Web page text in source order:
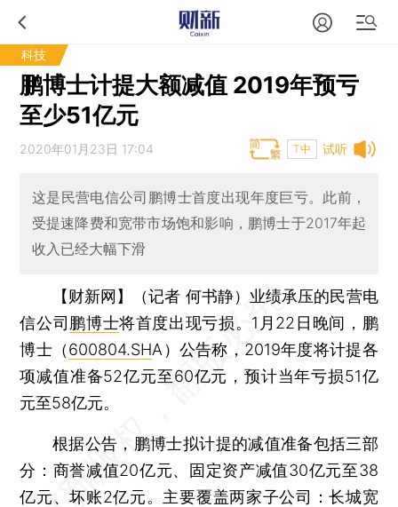
科技
鹏博士计提大额减值 2019年预亏
至少51亿元
试听
2020年01月23日 17:04 T中
这是民营电信公司鹏博士首度出现年度巨亏。此前，
受提速降费和宽带市场饱和影响，鹏博士于2017年起
收入已经大幅下滑
【财新网】（记者 何书静） 业绩承压的民营电
信公司 鹏博士将首度出现亏损。1月22日晚间，鹏
博士（600804.SHA）公告称，2019年度将计提各
项减值准备52亿元至60亿元，预计当年亏损51亿
元至58亿元。
根据公告，鹏博士拟计提的减值准备包括三部
分：商誉减值20亿元、固定资产减值30亿元至38
亿元、坏账2亿元。主要覆盖两家子公司：长城宽